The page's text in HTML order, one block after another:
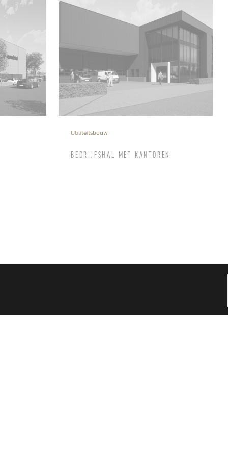
Utiliteitsbouw
BEDRIJFSHAL MET KANTOREN